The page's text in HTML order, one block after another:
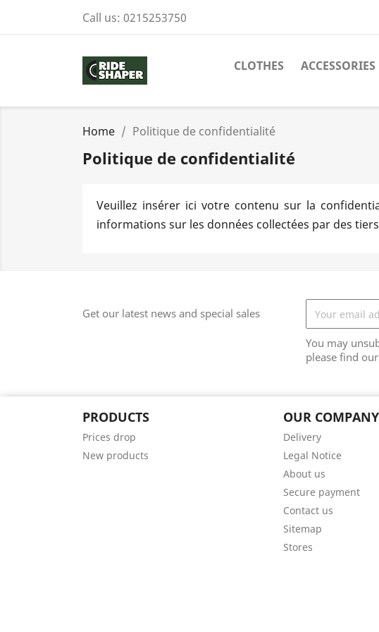
Call us: 0215253750
CLOTHES ACCESSORIES
Home Politique de confidentialité
Politique de confidentialité
Veuillez insérer ici votre contenu sur la
informations sur les données collectées par des
Get our latest news and special sales
You may
please find
PRODUCTS
Prices drop
New products
OUR COMPANY
Delivery
Legal Notice
About us
Secure payment
Contact us
Sitemap
Stores